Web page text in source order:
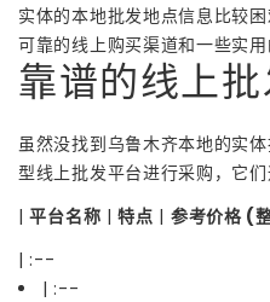
实体的本地批发地点信息比较
可靠的线上购买渠道和一些实用
靠谱的线上
虽然没找到乌鲁木齐本地的实
型线上批发平台进行采购，它们
|平台名称 |特点 | 参考价格 (
| :--
| :--